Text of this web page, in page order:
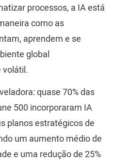
processos, a IA está
como as
aprendem e se
global
volátil.
quase 70% das
500 incorporaram IA
planos estratégicos de
um aumento médio de
e uma redução de 25%